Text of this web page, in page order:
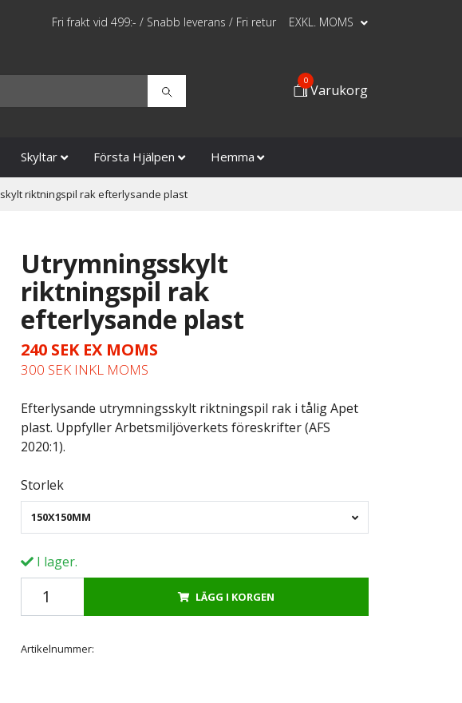
Fri frakt vid 499:- / Snabb leverans / Fri retur EXKL. MOMS
0
Varukorg
Skyltar Första Hjälpen Hemma
riktningspil rak efterlysande plast
Utrymningsskylt
riktningspil rak
efterlysande plast
240 SEKEX MOMS
300 SEK INKL MOMS
Efterlysande utrymningsskylt riktningspil rak i tålig Apet
plast. Uppfyller Arbetsmiljöverkets föreskrifter (AFS
2020:1).
Storlek
150X150MM
I lager.
LÄGG I KORGEN
Artikelnummer: